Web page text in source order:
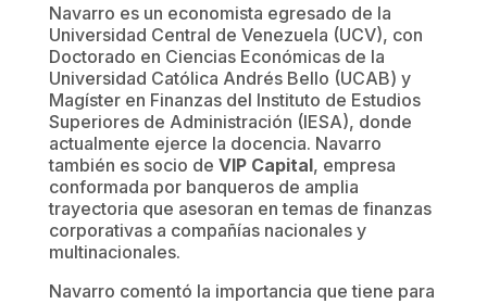
Navarro es un economista egresado de la
Universidad Central de Venezuela (UCV), con
Doctorado en Ciencias Económicas de la
Universidad Católica Andrés Bello (UCAB) y
Magíster en Finanzas del Instituto de Estudios
Superiores de Administración (IESA), donde
actualmente ejerce la docencia. Navarro
también es socio de VIP Capital, empresa
conformada por banqueros de amplia
trayectoria que asesoran en temas de finanzas
corporativas a compañías nacionales y
multinacionales.
Navarro comentó la importancia que tiene para